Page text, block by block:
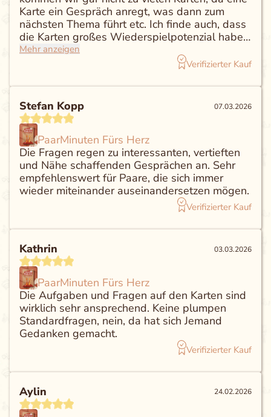
Karte ein Gespräch anregt, was dann zum
nächsten Thema führt etc. Ich finde auch, dass
die Karten großes Wiederspielpotenzial haben,
da sich die Antworten ändern können nach
einiger Zeit oder man sie vielleicht von einem
Absolute Empfehlung!
Mehr anzeigen
Verifizierter Kauf
Stefan Kopp 07.03.2026
PaarMinuten Fürs Herz
Die Fragen regen zu interessanten, vertieften
und Nähe schaffenden Gesprächen an. Sehr
empfehlenswert für Paare, die sich immer
wieder miteinander auseinandersetzen mögen.
Verifizierter Kauf
Kathrin 03.03.2026
PaarMinuten Fürs Herz
Die Aufgaben und Fragen auf den Karten sind
wirklich sehr ansprechend. Keine plumpen
Standardfragen, nein, da hat sich Jemand
Gedanken gemacht.
Verifizierter Kauf
Aylin 24.02.2026